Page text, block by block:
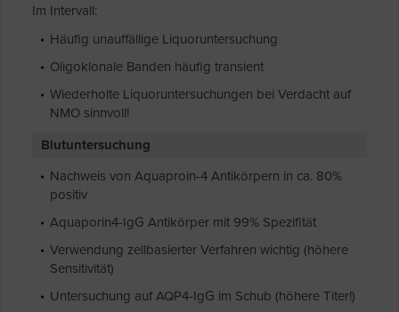
Im Intervall:
Häufig unauffällige Liquoruntersuchung
Oligoklonale Banden häufig transient
Wiederholte Liquoruntersuchungen bei Verdacht auf
NMO sinnvoll!
Blutuntersuchung
Nachweis von Aquaproin-4 Antikörpern in ca. 80%
positiv
Aquaporin4-IgG Antikörper mit 99% Spezifität
Verwendung zellbasierter Verfahren wichtig (höhere
Sensitivität)
Untersuchung auf AQP4-IgG im Schub (höhere Titer!)